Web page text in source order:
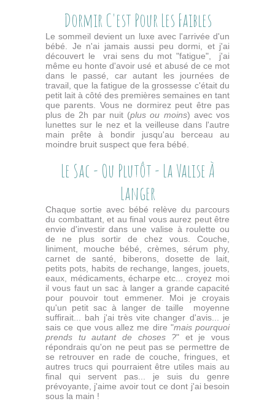
Dormir C'est Pour Les Faibles
Le sommeil devient un luxe avec l'arrivée d'un
bébé. Je n'ai jamais aussi peu dormi, et j'ai
découvert le vrai sens du mot "fatigue", j'ai
même eu honte d'avoir usé et abusé de ce mot
dans le passé, car autant les journées de
travail, que la fatigue de la grossesse c'était du
petit lait à côté des premières semaines en tant
que parents. Vous ne dormirez peut être pas
plus de 2h par nuit (plus ou moins) avec vos
lunettes sur le nez et la veilleuse dans l'autre
main prête à bondir jusqu'au berceau au
moindre bruit suspect que fera bébé.
Le Sac - Ou Plutôt - La Valise À
Langer
Chaque sortie avec bébé relève du parcours
du combattant, et au final vous aurez peut être
envie d'investir dans une valise à roulette ou
de ne plus sortir de chez vous. Couche,
liniment, mouche bébé, crèmes, sérum phy,
carnet de santé, biberons, dosette de lait,
petits pots, habits de rechange, langes, jouets,
eaux, médicaments, écharpe etc... croyez moi
il vous faut un sac à langer a grande capacité
pour pouvoir tout emmener. Moi je croyais
qu'un petit sac à langer de taille moyenne
suffirait... bah j'ai très vite changer d'avis... je
sais ce que vous allez me dire "mais pourquoi
prends tu autant de choses ?" et je vous
répondrais qu'on ne peut pas se permettre de
se retrouver en rade de couche, fringues, et
autres trucs qui pourraient être utiles mais au
final qui servent pas... je suis du genre
prévoyante, j'aime avoir tout ce dont j'ai besoin
sous la main !